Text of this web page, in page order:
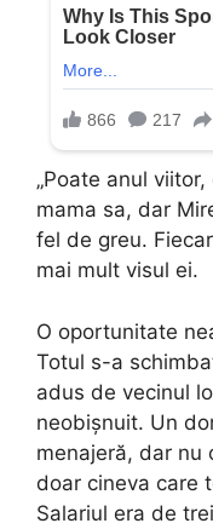
„Poate anul
mama sa, dar
fel de greu.
mai mult visul ei.
O oportunitate
Totul s-a
adus de vecinul
neobișnuit. Un
menajeră, dar nu
doar cineva care
Salariul era de